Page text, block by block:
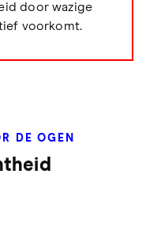
door wazige
voorkomt.
DE OGEN